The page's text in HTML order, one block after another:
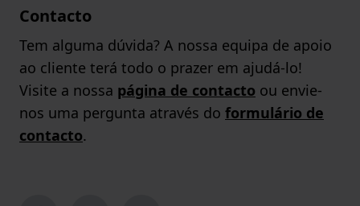
Contacto
Tem alguma dúvida? A nossa equipa de apoio
ao cliente terá todo o prazer em ajudá-lo!
Visite a nossa página de contacto ou envie-
nos uma pergunta através do formulário de
contacto.